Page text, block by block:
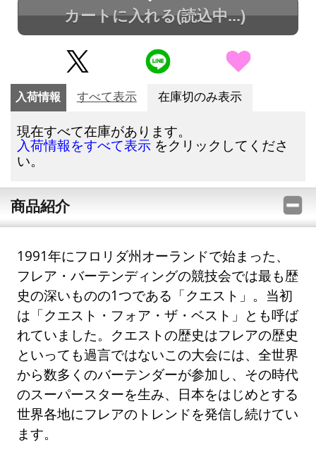
カートに入れる(読込中...)
入荷情報 すべて表示 在庫切のみ表示
現在すべて在庫があります。
入荷情報をすべて表示 をクリックしてくださ
い。
商品紹介
1991年にフロリダ州オーランドで始まった、
フレア・バーテンディングの競技会では最も歴
史の深いものの1つである「クエスト」。当初
は「クエスト・フォア・ザ・ベスト」とも呼ば
れていました。クエストの歴史はフレアの歴史
といっても過言ではないこの大会には、全世界
から数多くのバーテンダーが参加し、その時代
のスーパースターを生み、日本をはじめとする
世界各地にフレアのトレンドを発信し続けてい
ます。